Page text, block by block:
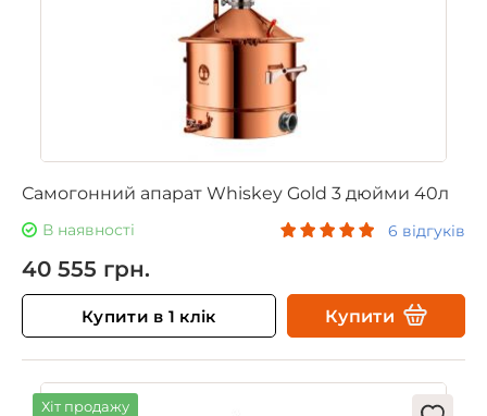
Самогонний апарат Whiskey Gold 3 дюйми 40л
В наявності 6 відгуків
40 555 грн.
Купити в 1 клік Купити
Хіт продажу